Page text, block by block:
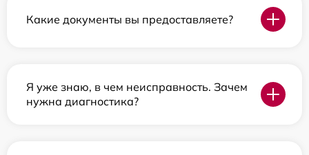
Какие документы вы предоставляете?
Я уже знаю, в чем неисправность. Зачем
нужна диагностика?